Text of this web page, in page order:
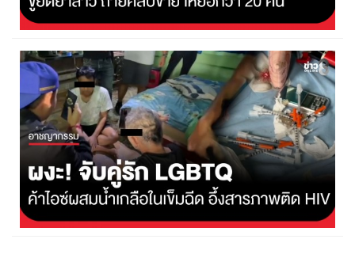
ร้อง ด.ต.ฉาว ขู่ยัดยาสาว ถ่ายคลิปขาย
5 สิงหาคม 2569 2,979